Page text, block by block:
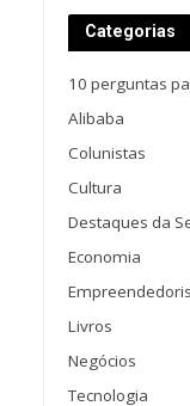
Categorias
10 perguntas
Alibaba
Colunistas
Cultura
Destaques da
Economia
Livros
Negócios
Tecnologia